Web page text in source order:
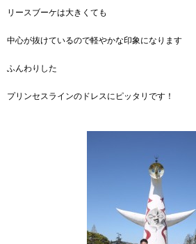
リースブーケは大きくても
中心が抜けているので軽やかな印象になります
ふんわりした
プリンセスラインのドレスにピッタリです！